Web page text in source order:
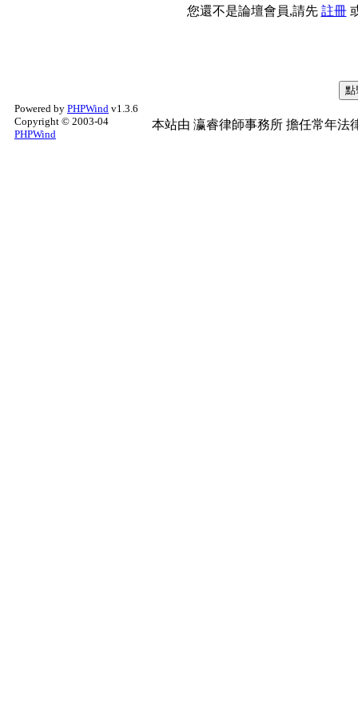
您還不是論壇會員,請先 註冊
Powered by PHPWind v1.3.6
Copyright © 2003-04
PHPWind
本站由 瀛睿律師事務所 擔任常年法